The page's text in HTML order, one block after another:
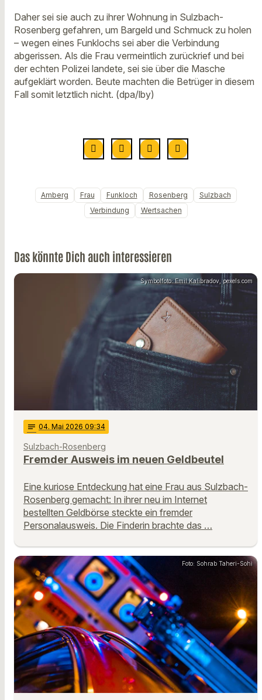
Daher sei sie auch zu ihrer Wohnung in Sulzbach-
Rosenberg gefahren, um Bargeld und Schmuck zu holen
– wegen eines Funklochs sei aber die Verbindung
abgerissen. Als die Frau vermeintlich zurückrief und bei
der echten Polizei landete, sei sie über die Masche
aufgeklärt worden. Beute machten die Betrüger in diesem
Fall somit letztlich nicht. (dpa/lby)
Amberg Frau Funkloch Rosenberg
Sulzbach
Verbindung
Wertsachen
Das könnte Dich auch interessieren
Symbolfoto: Emil Kalibradov, pexels.com
notes 04. Mai 2026 09:34
Sulzbach-Rosenberg
Fremder Ausweis im neuen Geldbeutel
Eine kuriose Entdeckung hat eine Frau aus Sulzbach-
Rosenberg gemacht: In ihrer neu im Internet
bestellten Geldbörse steckte ein fremder
Personalausweis. Die Finderin brachte das …
Foto: Sohrab Taheri-Sohi